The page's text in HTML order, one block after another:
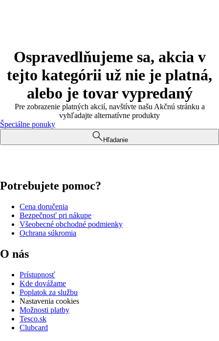
Ospravedlňujeme sa, akcia v
tejto kategórii už nie je platná,
alebo je tovar vypredaný
Pre zobrazenie platných akcií, navštívte našu Akčnú stránku a
vyhľadajte alternatívne produkty
Špeciálne ponuky
Hľadanie
Potrebujete pomoc?
Cena doručenia
Bezpečnosť pri nákupe
Všeobecné obchodné podmienky
Ochrana súkromia
O nás
Prístupnosť
Kde dovážame
Poplatok za službu
Nastavenia cookies
Možnosti platby
Tesco.sk
Clubcard